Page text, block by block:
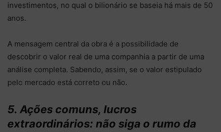
investimentos, no qual o bilionário se baseia há mais de 50
anos.
A mensagem central da obra é a possibilidade de
descobrir o valor real de uma companhia a partir de uma
análise completa. Sabendo, assim, se o valor estipulado
pelo mercado está correto ou não.
5. Ações comuns, lucros
extraordinários: não siga o rumo da